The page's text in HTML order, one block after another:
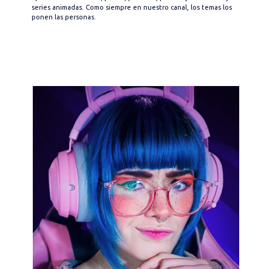
series animadas. Como siempre en nuestro canal, los temas los
ponen las personas.